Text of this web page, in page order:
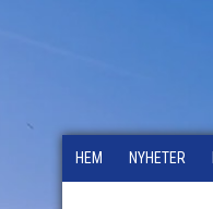
HEM NYHETER